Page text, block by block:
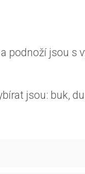
podnoží jsou
jsou: buk,